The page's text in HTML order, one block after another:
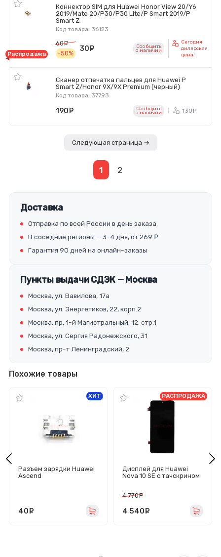
Коннектор SIM для Huawei Honor View 20/Y6
2019/Mate 20/P30/P30 Lite/P Smart 2019/P
Smart Z
Код товара: 36123
Распродажа
60
руб.
-50%
30 Сообщить
o наличии
Сегодня
дилерская
цена!
Сканер отпечатка пальцев для Huawei P
Smart Z/Honor 9X/9X Premium (черный)
Код товара: 37793
190 Сообщить
o наличии 130
Следующая страница →
1 2
Доставка
Отправка по всей России в день заказа
В соседние регионы — 3–4 дня, от 269 ₽
Гарантия 90 дней на онлайн-заказы
Пункты выдачи СДЭК — Москва
Москва, ул. Вавилова, 17а
Москва, ул. Энергетиков, 22, корп.2
Москва, пр. 1-й Магистральный, 12, стр.1
Москва, ул. Сергия Радонежского, 31
Москва, пр-т Ленинградский, 2
Похожие товары
Разъем зарядки Huawei
Ascend
ХИТ
40
Дисплей для Huawei
Nova 10 SE с тачскрином
РАСПРОДАЖА
4 770
4 540